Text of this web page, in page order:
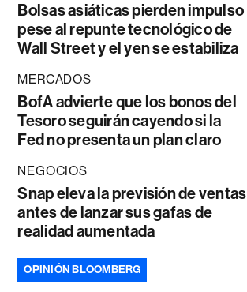
Bolsas asiáticas pierden impulso
pese al repunte tecnológico de
Wall Street y el yen se estabiliza
MERCADOS
BofA advierte que los bonos del
Tesoro seguirán cayendo si la
Fed no presenta un plan claro
NEGOCIOS
Snap eleva la previsión de ventas
antes de lanzar sus gafas de
realidad aumentada
OPINIÓN BLOOMBERG